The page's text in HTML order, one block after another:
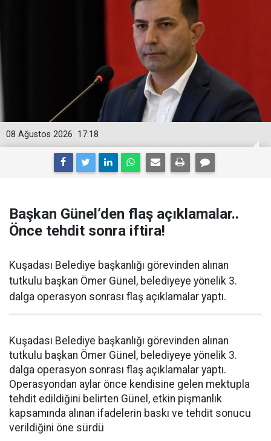
17:18
08 Ağustos 2026
Başkan Günel’den flaş açıklamalar..
Önce tehdit sonra iftira!
Kuşadası Belediye başkanlığı görevinden alınan
tutkulu başkan Ömer Günel, belediyeye yönelik 3.
dalga operasyon sonrası flaş açıklamalar yaptı.
Kuşadası Belediye başkanlığı görevinden alınan
tutkulu başkan Ömer Günel, belediyeye yönelik 3.
dalga operasyon sonrası flaş açıklamalar yaptı.
Operasyondan aylar önce kendisine gelen mektupla
tehdit edildiğini belirten Günel, etkin pişmanlık
kapsamında alınan ifadelerin baskı ve tehdit sonucu
verildiğini öne sürdü